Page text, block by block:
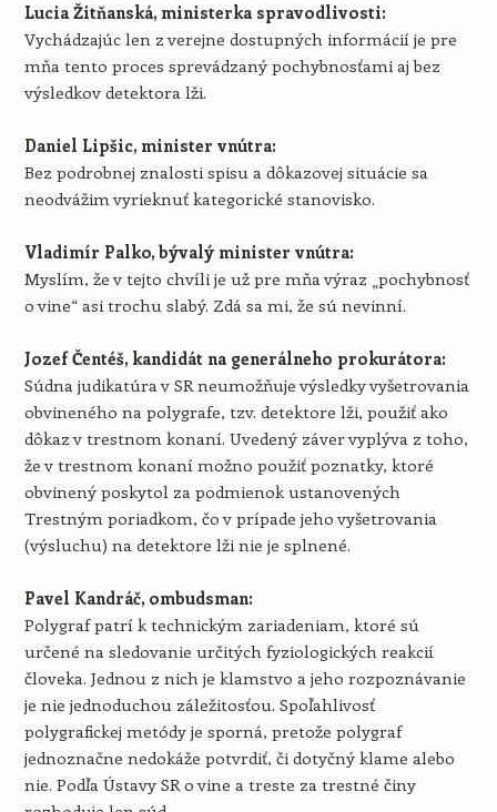
Lucia Žitňanská, ministerka spravodlivosti:
Vychádzajúc len z verejne dostupných informácií je pre
mňa tento proces sprevádzaný pochybnosťami aj bez
výsledkov detektora lži.
Daniel Lipšic, minister vnútra:
Bez podrobnej znalosti spisu a dôkazovej situácie sa
neodvážim vyrieknuť kategorické stanovisko.
Vladimír Palko, bývalý minister vnútra:
Myslím, že v tejto chvíli je už pre mňa výraz „pochybnosť
o vine“ asi trochu slabý. Zdá sa mi, že sú nevinní.
Jozef Čentéš, kandidát na generálneho prokurátora:
Súdna judikatúra v SR neumožňuje výsledky vyšetrovania
obvineného na polygrafe, tzv. detektore lži, použiť ako
dôkaz v trestnom konaní. Uvedený záver vyplýva z toho,
že v trestnom konaní možno použiť poznatky, ktoré
obvinený poskytol za podmienok ustanovených
Trestným poriadkom, čo v prípade jeho vyšetrovania
(výsluchu) na detektore lži nie je splnené.
Pavel Kandráč, ombudsman:
Polygraf patrí k technickým zariadeniam, ktoré sú
určené na sledovanie určitých fyziologických reakcií
človeka. Jednou z nich je klamstvo a jeho rozpoznávanie
je nie jednoduchou záležitosťou. Spoľahlivosť
polygrafickej metódy je sporná, pretože polygraf
jednoznačne nedokáže potvrdiť, či dotyčný klame alebo
nie. Podľa Ústavy SR o vine a treste za trestné činy